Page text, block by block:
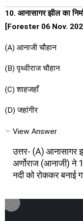
10. आनासागर झील का
[Forester 06 Nov.
(A) आनाजी चौहान
(B) पृथ्वीराज चौहान
(C) शाहजहाँ
(D) जहांगीर
View Answer
उत्तर- (A) आनासागर
अर्णोराज (आनाजी) ने
नदी को रोककर बनाई